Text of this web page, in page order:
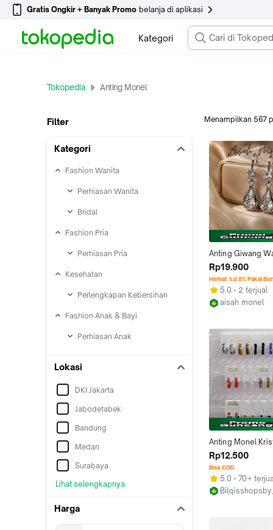
Gratis Ongkir + Banyak Promo belanja di aplikasi
Kategori
Tokopedia Anting Monel
Filter
Kategori
Fashion Wanita
Perhiasan Wanita
Bridal
Fashion Pria
Perhiasan Pria
Kesehatan
Perlengkapan Kebersihan
Fashion Anak & Bayi
Perhiasan Anak
Lokasi
DKI Jakarta
Jabodetabek
Bandung
Medan
Surabaya
Lihat selengkapnya
Harga
Menampilkan 567
Anting Giwang
Monel Anti Luntur
Asfour Model
Trendy Elegan
Earrings
Rp19.900
Hemat s.d 8% Pakai
5.0
2 terjual
aisah monel
Anting Monel
warna warni Tahan
Tidak Luntur 1
Rp12.500
Bisa COD
5.0
70+ terjual